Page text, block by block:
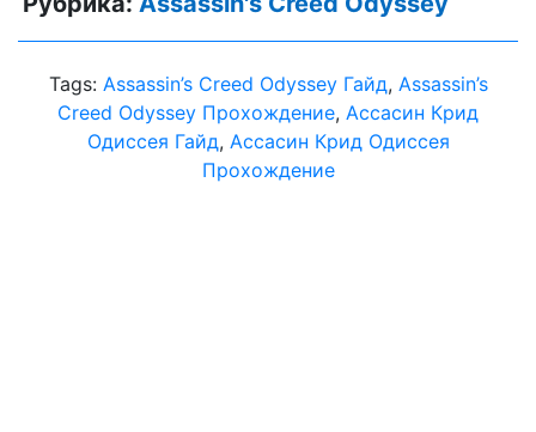
Tags: Assassin’s Creed Odyssey Гайд, Assassin’s
Creed Odyssey Прохождение, Aссасин Крид
Одиссея Гайд, Aссасин Крид Одиссея
Прохождение